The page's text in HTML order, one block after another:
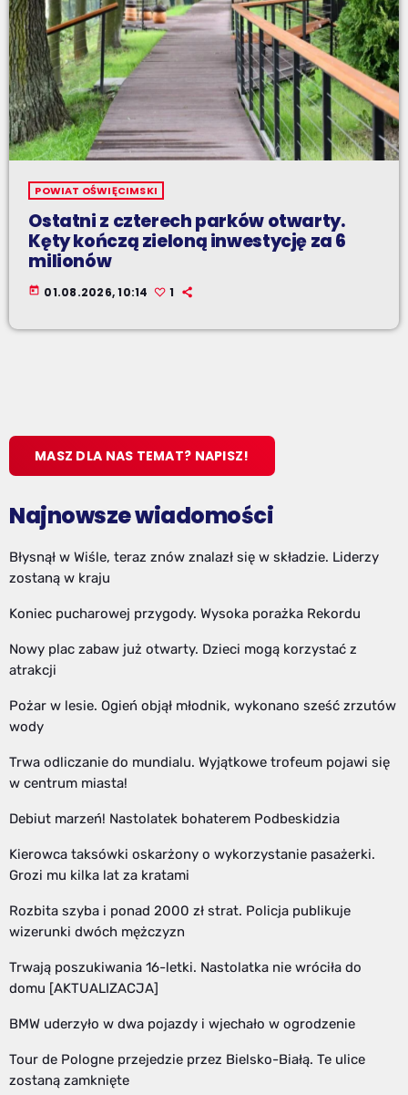
POWIAT OŚWIĘCIMSKI
Ostatni z czterech parków otwarty.
Kęty kończą zieloną inwestycję za 6
milionów
today 01.08.2026, 10:14 1
MASZ DLA NAS TEMAT? NAPISZ!
Najnowsze wiadomości
Błysnął w Wiśle, teraz znów znalazł się w składzie. Liderzy
zostaną w kraju
Koniec pucharowej przygody. Wysoka porażka Rekordu
Nowy plac zabaw już otwarty. Dzieci mogą korzystać z
atrakcji
Pożar w lesie. Ogień objął młodnik, wykonano sześć zrzutów
wody
Trwa odliczanie do mundialu. Wyjątkowe trofeum pojawi się
w centrum miasta!
Debiut marzeń! Nastolatek bohaterem Podbeskidzia
Kierowca taksówki oskarżony o wykorzystanie pasażerki.
Grozi mu kilka lat za kratami
Rozbita szyba i ponad 2000 zł strat. Policja publikuje
wizerunki dwóch mężczyzn
Trwają poszukiwania 16-letki. Nastolatka nie wróciła do
domu [AKTUALIZACJA]
BMW uderzyło w dwa pojazdy i wjechało w ogrodzenie
Tour de Pologne przejedzie przez Bielsko-Białą. Te ulice
zostaną zamknięte